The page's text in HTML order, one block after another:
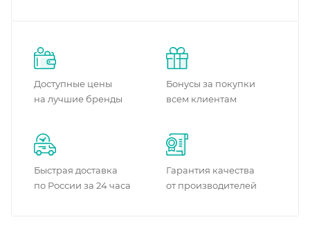
Доступные цены
на лучшие бренды
Бонусы за покупки
всем клиентам
Быстрая доставка
по России за 24 часа
Гарантия качества
от производителей